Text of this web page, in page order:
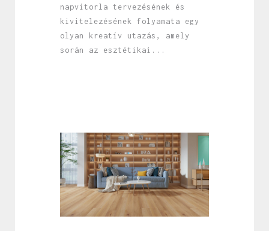
napvitorla tervezésének és
kivitelezésének folyamata egy
olyan kreatív utazás, amely
során az esztétikai...